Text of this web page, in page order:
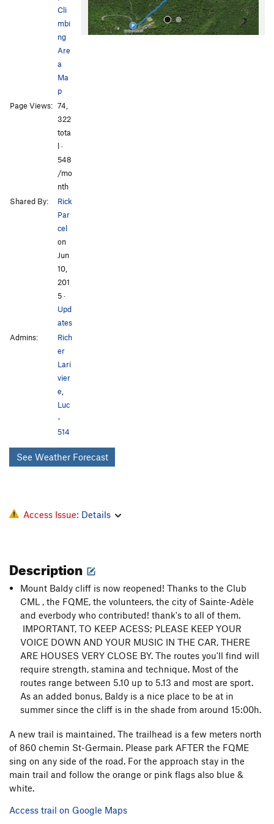
Cli
mbi
ng
Are
a
Ma
p
Page Views: 74,
322
tota
l ·
548
/mo
nth
Shared By:
Rick
Par
cel
on
Jun
10,
201
5·
Upd
ates
Admins:
Rich
er
Lari
vier
e
Luc
-
514
See Weather Forecast
Access Issue: Details
Description
Mount Baldy cliff is now reopened! Thanks to the Club
CML , the FQME, the volunteers, the city of Sainte-Adèle
and everbody who contributed! thank's to all of them.
IMPORTANT, TO KEEP ACESS; PLEASE KEEP YOUR
VOICE DOWN AND YOUR MUSIC IN THE CAR, THERE
ARE HOUSES VERY CLOSE BY. The routes you'll find will
require strength, stamina and technique. Most of the
routes range between 5.10 up to 5.13 and most are sport.
As an added bonus, Baldy is a nice place to be at in
summer since the cliff is in the shade from around 15:00h.
A new trail is maintained. The trailhead is a few meters north
of 860 chemin St-Germain. Please park AFTER the FQME
sing on any side of the road. For the approach stay in the
main trail and follow the orange or pink flags also blue &
white.
Access trail on Google Maps